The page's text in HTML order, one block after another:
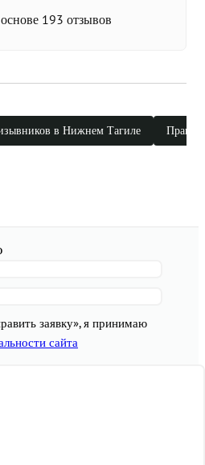
193 отзывов
в Нижнем Тагиле
заявку», я принимаю
сайта